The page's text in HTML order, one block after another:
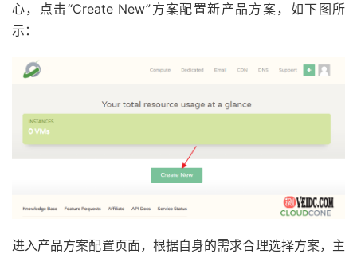
心，点击“Create New”方案配置新产品方案，如下图所
示：
进入产品方案配置页面，根据自身的需求合理选择方案，主